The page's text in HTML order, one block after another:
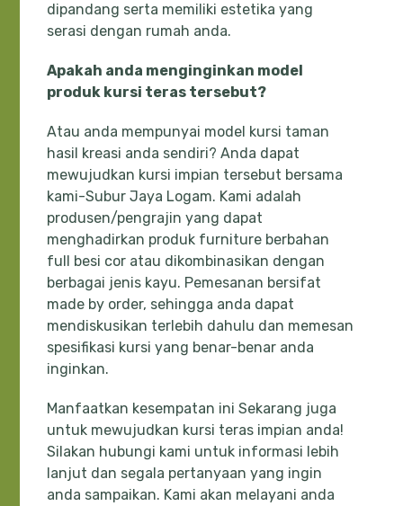
dipandang serta memiliki estetika yang
serasi dengan rumah anda.
Apakah anda menginginkan model
produk kursi teras tersebut?
Atau anda mempunyai model kursi taman
hasil kreasi anda sendiri? Anda dapat
mewujudkan kursi impian tersebut bersama
kami-Subur Jaya Logam. Kami adalah
produsen/pengrajin yang dapat
menghadirkan produk furniture berbahan
full besi cor atau dikombinasikan dengan
berbagai jenis kayu. Pemesanan bersifat
made by order, sehingga anda dapat
mendiskusikan terlebih dahulu dan memesan
spesifikasi kursi yang benar-benar anda
inginkan.
Manfaatkan kesempatan ini Sekarang juga
untuk mewujudkan kursi teras impian anda!
Silakan hubungi kami untuk informasi lebih
lanjut dan segala pertanyaan yang ingin
anda sampaikan. Kami akan melayani anda